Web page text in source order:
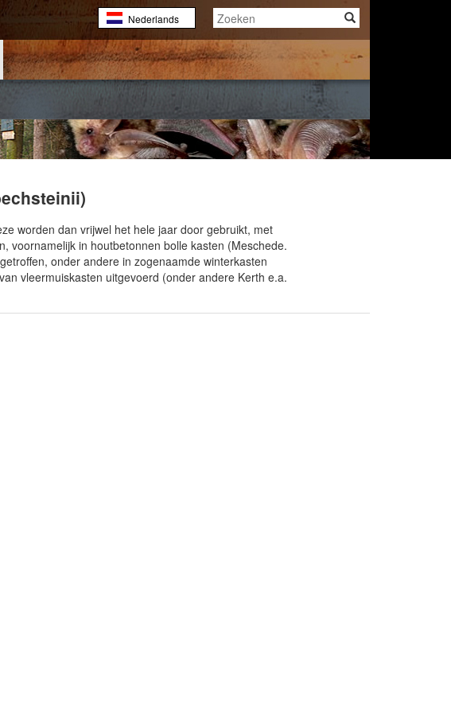
Nederlands
English
Français
worden dan vrijwel het hele jaar door gebruikt, met
voornamelijk in houtbetonnen bolle kasten (Meschede.
onder andere in zogenaamde winterkasten
vleermuiskasten uitgevoerd (onder andere Kerth e.a.